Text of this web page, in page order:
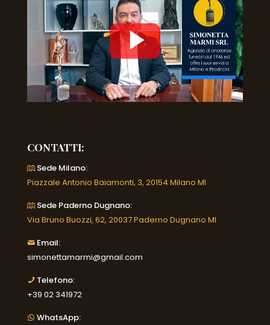
CONTATTI:
Sede Milano:
Piazzale Antonio Baiamonti, 3, 20154 Milano MI
Sede Paderno Dugnano:
Via Bruno Buozzi, 62, 20037 Paderno Dugnano MI
Email:
simonettamarmi@gmail.com
Telefono:
+39 02 341972
WhatsApp: